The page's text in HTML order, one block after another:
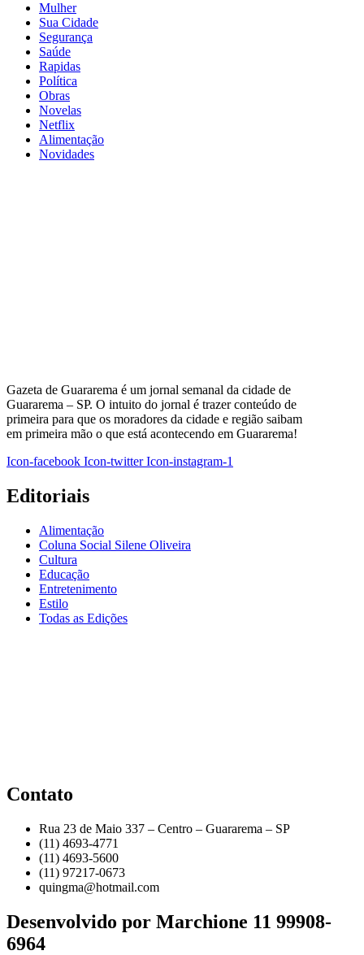
Mulher
Sua Cidade
Segurança
Saúde
Rapidas
Política
Obras
Novelas
Netflix
Alimentação
Novidades
Gazeta de Guararema é um jornal semanal da cidade de
Guararema – SP. O intuito do jornal é trazer conteúdo de
primeira para que os moradores da cidade e região saibam
em primeira mão o que está acontecendo em Guararema!
Icon-facebook Icon-twitter Icon-instagram-1
Editoriais
Alimentação
Coluna Social Silene Oliveira
Cultura
Educação
Entretenimento
Estilo
Todas as Edições
Contato
Rua 23 de Maio 337 – Centro – Guararema – SP
(11) 4693-4771
(11) 4693-5600
(11) 97217-0673
quingma@hotmail.com
Desenvolvido por Marchione 11 99908-
6964